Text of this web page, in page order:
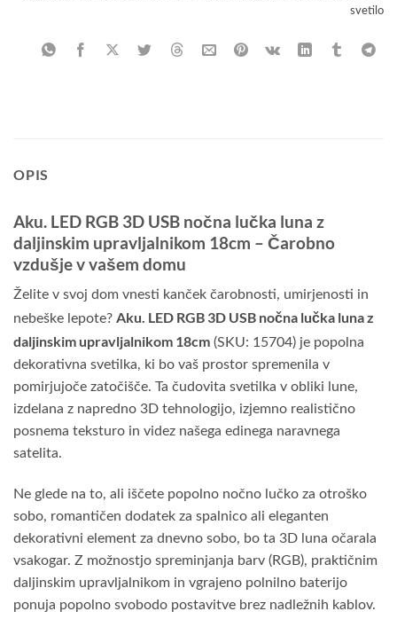
svetilo
OPIS
Aku. LED RGB 3D USB nočna lučka luna z
daljinskim upravljalnikom 18cm – Čarobno
vzdušje v vašem domu
Želite v svoj dom vnesti kanček čarobnosti, umirjenosti in
nebeške lepote? Aku. LED RGB 3D USB nočna lučka luna z
daljinskim upravljalnikom 18cm (SKU: 15704) je popolna
dekorativna svetilka, ki bo vaš prostor spremenila v
pomirjujoče zatočišče. Ta čudovita svetilka v obliki lune,
izdelana z napredno 3D tehnologijo, izjemno realistično
posnema teksturo in videz našega edinega naravnega
satelita.
Ne glede na to, ali iščete popolno nočno lučko za otroško
sobo, romantičen dodatek za spalnico ali eleganten
dekorativni element za dnevno sobo, bo ta 3D luna očarala
vsakogar. Z možnostjo spreminjanja barv (RGB), praktičnim
daljinskim upravljalnikom in vgrajeno polnilno baterijo
ponuja popolno svobodo postavitve brez nadležnih kablov.